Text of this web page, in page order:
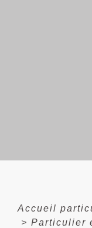
Accueil
> Particulier